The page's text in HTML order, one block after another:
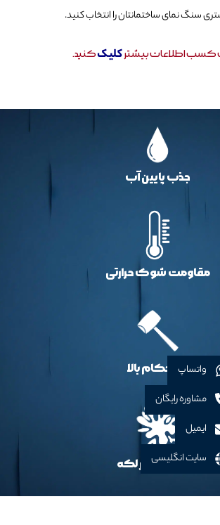
سنگ نمای ساختمانتان را انتخاب کنید.
اطلاعات بیشترکلیککنید.
جذب پایین آب
مقاومت شوک حرارتی
استحکام بالا
مقاوم در برابر لکه
واتساپ
مشاوره رایگان
ایمیل
سایت انگلیسی